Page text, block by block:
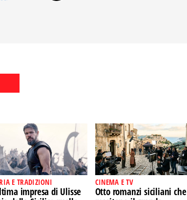
E TRADIZIONI
impresa di Ulisse
CINEMA E TV
Otto romanzi siciliani che